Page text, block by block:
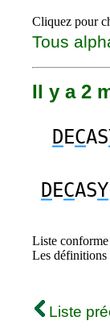
Cliquez pour
Tous
Il y a 2
DECAS
DECASY
Liste
Les définitions
Liste